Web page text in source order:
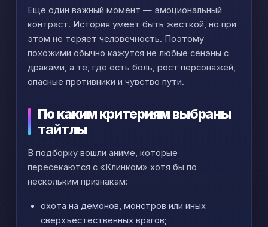
Еще один важный момент — эмоциональный
контраст. История умеет быть жесткой, но при
этом не теряет человечность. Поэтому
похожими обычно кажутся не любые сёнэны с
драками, а те, где есть боль, рост персонажей,
опасные противники и чувство пути.
По каким критериям выбраны
тайтлы
В подборку вошли аниме, которые
пересекаются с «Клинком» хотя бы по
нескольким признакам:
охота на демонов, монстров или иных
сверхъестественных врагов;